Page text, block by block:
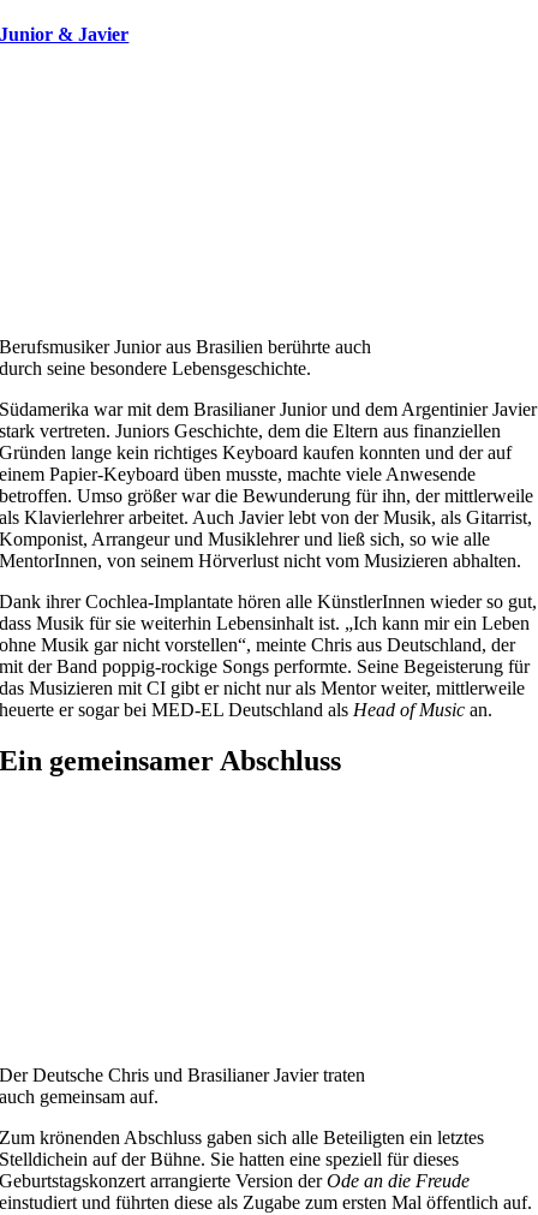
Junior & Javier
Berufsmusiker Junior aus Brasilien berührte auch
durch seine besondere Lebensgeschichte.
Südamerika war mit dem Brasilianer Junior und dem Argentinier Javier
stark vertreten. Juniors Geschichte, dem die Eltern aus finanziellen
Gründen lange kein richtiges Keyboard kaufen konnten und der auf
einem Papier-Keyboard üben musste, machte viele Anwesende
betroffen. Umso größer war die Bewunderung für ihn, der mittlerweile
als Klavierlehrer arbeitet. Auch Javier lebt von der Musik, als Gitarrist,
Komponist, Arrangeur und Musiklehrer und ließ sich, so wie alle
MentorInnen, von seinem Hörverlust nicht vom Musizieren abhalten.
Dank ihrer Cochlea-Implantate hören alle KünstlerInnen wieder so gut,
dass Musik für sie weiterhin Lebensinhalt ist. „Ich kann mir ein Leben
ohne Musik gar nicht vorstellen“, meinte Chris aus Deutschland, der
mit der Band poppig-rockige Songs performte. Seine Begeisterung für
das Musizieren mit CI gibt er nicht nur als Mentor weiter, mittlerweile
heuerte er sogar bei MED-EL Deutschland als Head of Music an.
Ein gemeinsamer Abschluss
Der Deutsche Chris und Brasilianer Javier traten
auch gemeinsam auf.
Zum krönenden Abschluss gaben sich alle Beteiligten ein letztes
Stelldichein auf der Bühne. Sie hatten eine speziell für dieses
Geburtstagskonzert arrangierte Version derOde an die Freude
einstudiert und führten diese als Zugabe zum ersten Mal öffentlich auf.